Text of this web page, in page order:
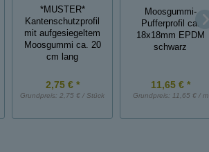
*MUSTER*
Kantenschutzprofil
mit aufgesiegeltem
Moosgummi ca. 20
cm lang
2,75 € *
Grundpreis: 2,75 € / Stück
Moosgummi-
Pufferprofil ca.
18x18mm EPDM
schwarz
11,65 € *
Grundpreis: 11,65 € / m